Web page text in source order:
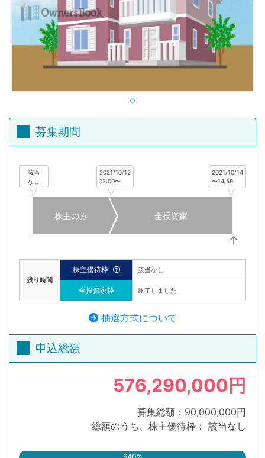
で
動
投
OwnersBook
募集期間
該当
なし
2021/10/12
12:00〜
2021/10/14
〜14:59
株主のみ 全投資家
残り時間
株主優待枠 該当なし
全投資家枠 終了しました
抽選方式について
申込総額
576,290,000円
募集総額：90,000,000円
総額のうち、株主優待枠： 該当なし